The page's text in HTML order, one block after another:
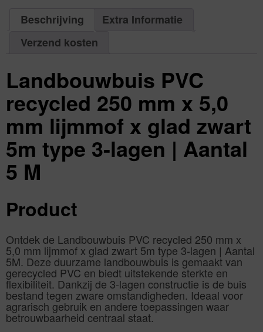
3-
lagen
Aantal
M
aantal
Beschrijving
Extra Informatie
Verzend kosten
Landbouwbuis PVC
recycled 250 mm x 5,0
mm lijmmof x glad zwart
5m type 3-lagen | Aantal
5 M
Product
Ontdek de Landbouwbuis PVC recycled 250 mm x
5,0 mm lijmmof x glad zwart 5m type 3-lagen | Aantal
5M. Deze duurzame landbouwbuis is gemaakt van
gerecycled PVC en biedt uitstekende sterkte en
flexibiliteit. Dankzij de 3-lagen constructie is de buis
bestand tegen zware omstandigheden. Ideaal voor
agrarisch gebruik en andere toepassingen waar
betrouwbaarheid centraal staat.